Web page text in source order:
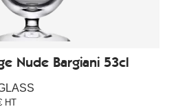
Nude Bargiani 53cl
HT